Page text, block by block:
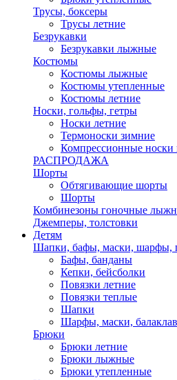
Трусы, боксеры
Трусы летние
Безрукавки
Безрукавки лыжные
Костюмы
Костюмы лыжные
Костюмы утепленные
Костюмы летние
Носки, гольфы, гетры
Носки летние
Термоноски зимние
Компрессионные носки
РАСПРОДАЖА
Шорты
Обтягивающие шорты
Шорты
Комбинезоны гоночные
Джемперы, толстовки
Детям
Шапки, бафы, маски, шарфы,
Бафы, банданы
Кепки, бейсболки
Повязки летние
Повязки теплые
Шапки
Шарфы, маски,
Брюки
Брюки летние
Брюки лыжные
Брюки утепленные